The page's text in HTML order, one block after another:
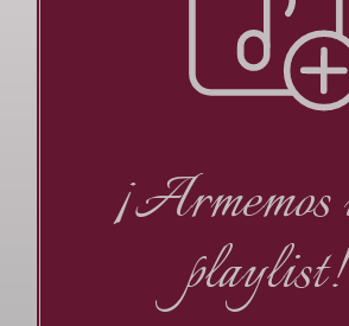
¡Armemos
playlist!